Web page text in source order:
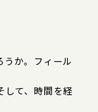
うか。フィール
して、時間を経